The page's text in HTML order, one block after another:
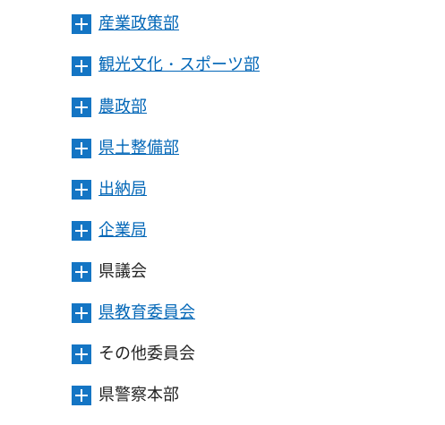
ま
す
開
き
ま
す
ー
を
開
き
ま
す
ュ
ー
を
開
き
ま
す
メ
ュ
ー
を
開
き
ま
す
産業政策部
メ
ュ
ー
を
開
き
ま
す
観光文化・スポーツ部
メ
ュ
ー
を
開
き
ま
す
農政部
メ
ュ
ー
を
開
き
ま
す
県土整備部
メ
ュ
ー
を
開
き
ま
す
出納局
メ
ュ
ー
を
開
き
ま
す
企業局
メ
ュ
ー
を
開
き
県議会
メ
ュ
ー
を
県教育委員会
メ
ュ
その他委員会
メ 県警察本部